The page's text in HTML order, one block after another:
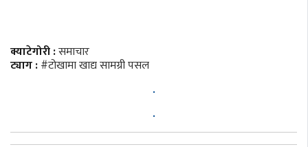
क्याटेगोरी :समाचार
ट्याग :#टोखामा खाद्य सामग्री पसल